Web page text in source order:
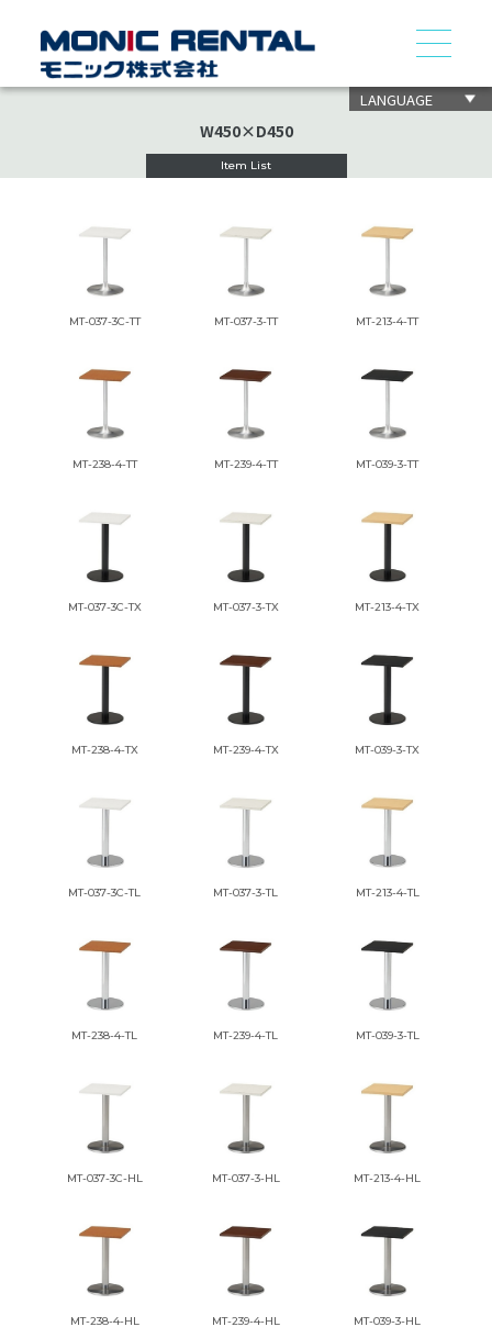
LANGUAGE
W450×D450
Item List
MT-037-3C-TT MT-037-3-TT MT-213-4-TT
MT-238-4-TT MT-239-4-TT MT-039-3-TT
MT-037-3C-TX MT-037-3-TX MT-213-4-TX
MT-238-4-TX MT-239-4-TX MT-039-3-TX
MT-037-3C-TL MT-037-3-TL MT-213-4-TL
MT-238-4-TL MT-239-4-TL MT-039-3-TL
MT-037-3C-HL MT-037-3-HL MT-213-4-HL
MT-238-4-HL MT-239-4-HL MT-039-3-HL